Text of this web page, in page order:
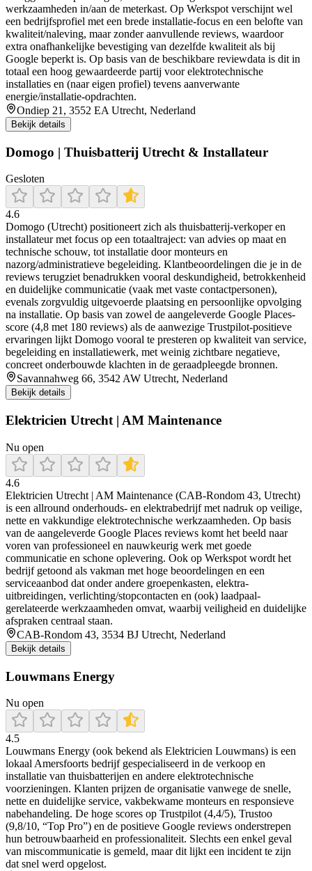
werkzaamheden in/aan de meterkast. Op Werkspot verschijnt wel
een bedrijfsprofiel met een brede installatie-focus en een belofte van
kwaliteit/naleving, maar zonder aanvullende reviews, waardoor
extra onafhankelijke bevestiging van dezelfde kwaliteit als bij
Google beperkt is. Op basis van de beschikbare reviewdata is dit in
totaal een hoog gewaardeerde partij voor elektrotechnische
installaties en (naar eigen profiel) tevens aanverwante
energie/installatie-opdrachten.
Ondiep 21, 3552 EA Utrecht, Nederland
Bekijk details
Domogo | Thuisbatterij Utrecht & Installateur
Gesloten
4.6
Domogo (Utrecht) positioneert zich als thuisbatterij-verkoper en
installateur met focus op een totaaltraject: van advies op maat en
technische schouw, tot installatie door monteurs en
nazorg/administratieve begeleiding. Klantbeoordelingen die je in de
reviews terugziet benadrukken vooral deskundigheid, betrokkenheid
en duidelijke communicatie (vaak met vaste contactpersonen),
evenals zorgvuldig uitgevoerde plaatsing en persoonlijke opvolging
na installatie. Op basis van zowel de aangeleverde Google Places-
score (4,8 met 180 reviews) als de aanwezige Trustpilot-positieve
ervaringen lijkt Domogo vooral te presteren op kwaliteit van service,
begeleiding en installatiewerk, met weinig zichtbare negatieve,
concreet onderbouwde klachten in de geraadpleegde bronnen.
Savannahweg 66, 3542 AW Utrecht, Nederland
Bekijk details
Elektricien Utrecht | AM Maintenance
Nu open
4.6
Elektricien Utrecht | AM Maintenance (CAB-Rondom 43, Utrecht)
is een allround onderhouds- en elektrabedrijf met nadruk op veilige,
nette en vakkundige elektrotechnische werkzaamheden. Op basis
van de aangeleverde Google Places reviews komt het beeld naar
voren van professioneel en nauwkeurig werk met goede
communicatie en schone oplevering. Ook op Werkspot wordt het
bedrijf getoond als vakman met hoge beoordelingen en een
serviceaanbod dat onder andere groepenkasten, elektra-
uitbreidingen, verlichting/stopcontacten en (ook) laadpaal-
gerelateerde werkzaamheden omvat, waarbij veiligheid en duidelijke
afspraken centraal staan.
CAB-Rondom 43, 3534 BJ Utrecht, Nederland
Bekijk details
Louwmans Energy
Nu open
4.5
Louwmans Energy (ook bekend als Elektricien Louwmans) is een
lokaal Amersfoorts bedrijf gespecialiseerd in de verkoop en
installatie van thuisbatterijen en andere elektrotechnische
voorzieningen. Klanten prijzen de organisatie vanwege de snelle,
nette en duidelijke service, vakbekwame monteurs en responsieve
nabehandeling. De hoge scores op Trustpilot (4,4/5), Trustoo
(9,8/10, “Top Pro”) en de positieve Google reviews onderstrepen
hun betrouwbaarheid en professionaliteit. Slechts een enkel geval
van miscommunicatie is gemeld, maar dit lijkt een incident te zijn
dat snel werd opgelost.